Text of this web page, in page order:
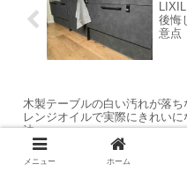
後悔
意点
木製テーブルの白い汚れが落ち
レンジオイルで実際にきれいに
法
メニュー ホーム